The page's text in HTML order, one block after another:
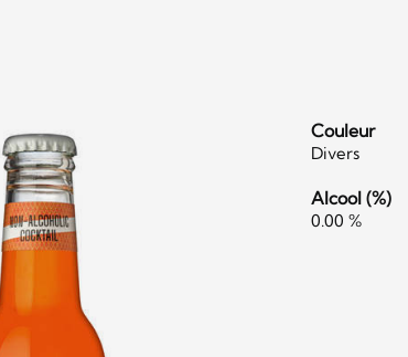
Couleur
Divers
Alcool (%)
0.00 %